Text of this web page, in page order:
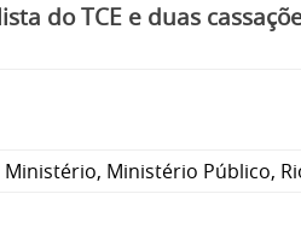
do TCE e duas
Ministério, Ministério Público,